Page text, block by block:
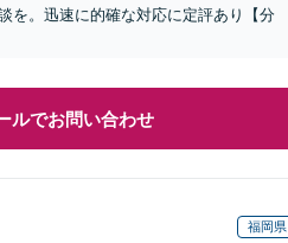
を。迅速に的確な対応に定評あり【分
ルでお問い合わせ
福岡県